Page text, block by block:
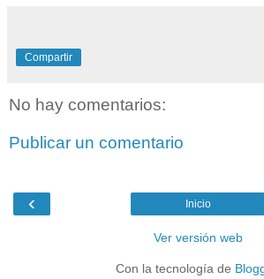
Compartir
No hay comentarios:
Publicar un comentario
‹ Inicio
Ver versión web
Con la tecnología de